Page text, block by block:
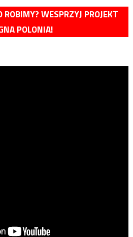
ROBIMY? WESPRZYJ PROJEKT
POLONIA!